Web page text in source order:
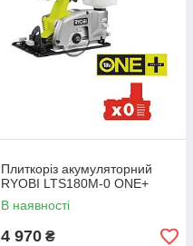
Плиткоріз акумуляторний
RYOBI LTS180M-0 ONE+
В наявності
4 970 ₴